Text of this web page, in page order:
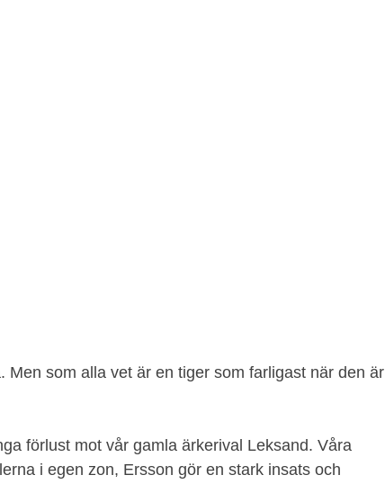
Men som alla vet är en tiger som farligast när den är
förlust mot vår gamla ärkerival Leksand. Våra
i egen zon, Ersson gör en stark insats och